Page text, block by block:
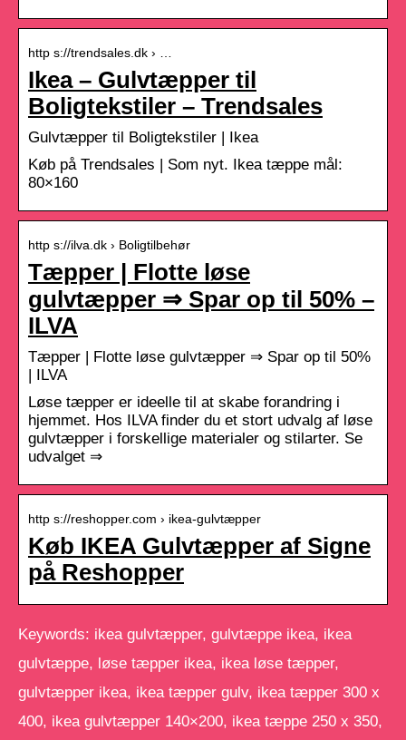
http s://trendsales.dk › …
Ikea – Gulvtæpper til
Boligtekstiler – Trendsales
Gulvtæpper til Boligtekstiler | Ikea
Køb på Trendsales | Som nyt. Ikea tæppe mål:
80×160
http s://ilva.dk › Boligtilbehør
Tæpper | Flotte løse
gulvtæpper ⇒ Spar op til 50% –
ILVA
Tæpper | Flotte løse gulvtæpper ⇒ Spar op til 50%
| ILVA
Løse tæpper er ideelle til at skabe forandring i
hjemmet. Hos ILVA finder du et stort udvalg af løse
gulvtæpper i forskellige materialer og stilarter. Se
udvalget ⇒
http s://reshopper.com › ikea-gulvtæpper
Køb IKEA Gulvtæpper af Signe
på Reshopper
Keywords: ikea gulvtæpper, gulvtæppe ikea, ikea
gulvtæppe, løse tæpper ikea, ikea løse tæpper,
gulvtæpper ikea, ikea tæpper gulv, ikea tæpper 300 x
400, ikea gulvtæpper 140×200, ikea tæppe 250 x 350,